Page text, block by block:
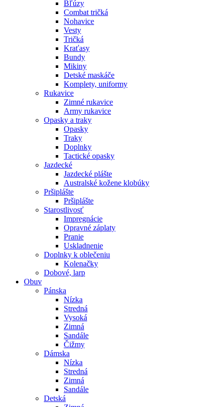
Bľúzy
Combat tričká
Nohavice
Vesty
Tričká
Kraťasy
Bundy
Mikiny
Detské maskáče
Komplety, uniformy
Rukavice
Zimné rukavice
Army rukavice
Opasky a traky
Opasky
Traky
Doplnky
Tactické opasky
Jazdecké
Jazdecké plášte
Australské kožene klobúky
Pršiplášte
Pršiplášte
Starostlivosť
Impregnácie
Opravné záplaty
Pranie
Uskladnenie
Doplnky k oblečeniu
Kolenačky
Dobové, larp
Obuv
Pánska
Nízka
Stredná
Vysoká
Zimná
Sandále
Čižmy
Dámska
Nízka
Stredná
Zimná
Sandále
Detská